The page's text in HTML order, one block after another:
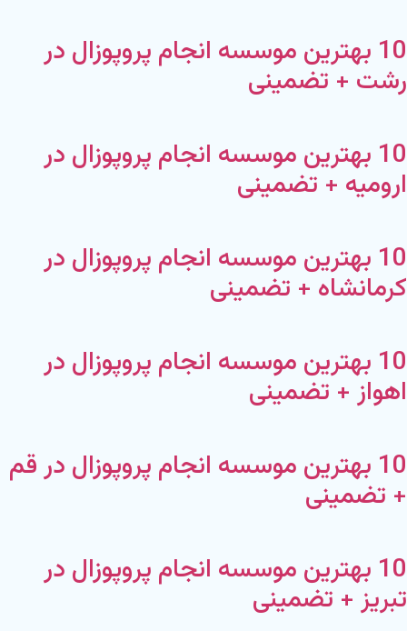
10 بهترین موسسه انجام پروپوزال در
رشت + تضمینی
10 بهترین موسسه انجام پروپوزال در
ارومیه + تضمینی
10 بهترین موسسه انجام پروپوزال در
کرمانشاه + تضمینی
10 بهترین موسسه انجام پروپوزال در
اهواز + تضمینی
10 بهترین موسسه انجام پروپوزال در قم
+ تضمینی
10 بهترین موسسه انجام پروپوزال در
تبریز + تضمینی